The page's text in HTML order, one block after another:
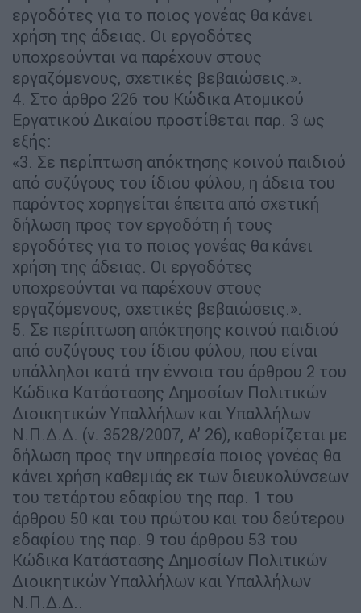
εργοδότες για το ποιος γονέας θα κάνει
χρήση της άδειας. Οι εργοδότες
υποχρεούνται να παρέχουν στους
εργαζόμενους, σχετικές βεβαιώσεις.».
4. Στο άρθρο 226 του Κώδικα Ατομικού
Εργατικού Δικαίου προστίθεται παρ. 3 ως
εξής:
«3. Σε περίπτωση απόκτησης κοινού παιδιού
από συζύγους του ίδιου φύλου, η άδεια του
παρόντος χορηγείται έπειτα από σχετική
δήλωση προς τον εργοδότη ή τους
εργοδότες για το ποιος γονέας θα κάνει
χρήση της άδειας. Οι εργοδότες
υποχρεούνται να παρέχουν στους
εργαζόμενους, σχετικές βεβαιώσεις.».
5. Σε περίπτωση απόκτησης κοινού παιδιού
από συζύγους του ίδιου φύλου, που είναι
υπάλληλοι κατά την έννοια του άρθρου 2 του
Κώδικα Κατάστασης Δημοσίων Πολιτικών
Διοικητικών Υπαλλήλων και Υπαλλήλων
Ν.Π.Δ.Δ. (ν. 3528/2007, Α’ 26), καθορίζεται με
δήλωση προς την υπηρεσία ποιος γονέας θα
κάνει χρήση καθεμιάς εκ των διευκολύνσεων
του τετάρτου εδαφίου της παρ. 1 του
άρθρου 50 και του πρώτου και του δεύτερου
εδαφίου της παρ. 9 του άρθρου 53 του
Κώδικα Κατάστασης Δημοσίων Πολιτικών
Διοικητικών Υπαλλήλων και Υπαλλήλων
Ν.Π.Δ.Δ..